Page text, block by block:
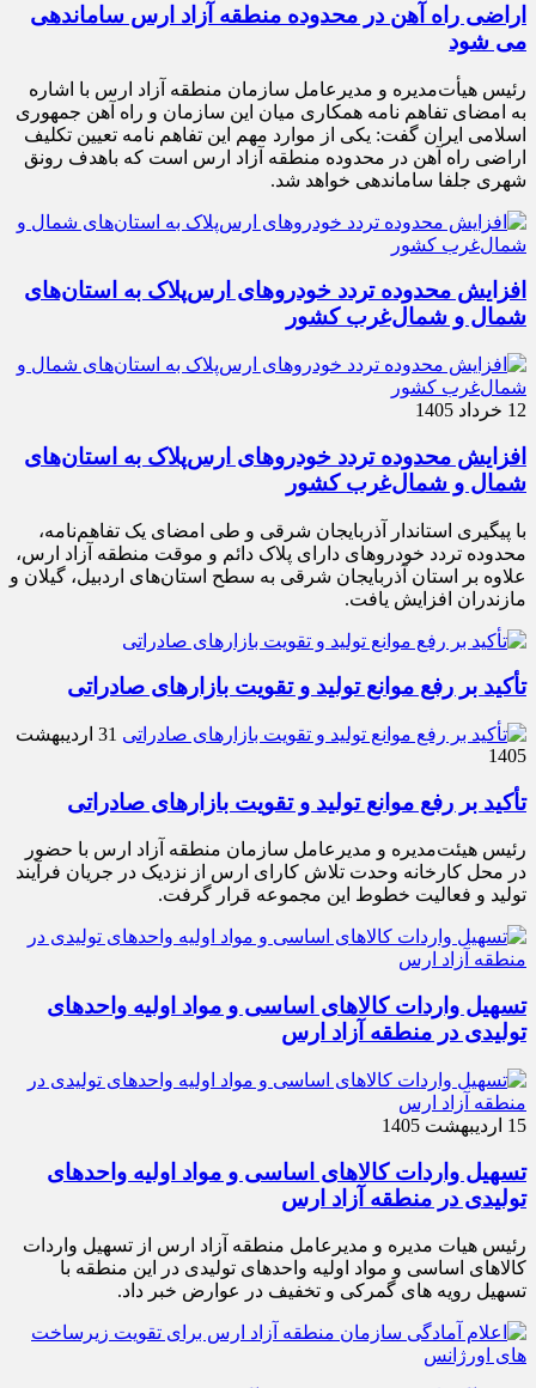
اراضی راه آهن در محدوده منطقه آزاد ارس ساماندهی
می شود
رئیس هیأت‌مدیره و مدیرعامل سازمان منطقه آزاد ارس با اشاره
به امضای تفاهم نامه همکاری میان این سازمان و راه آهن جمهوری
اسلامی ایران گفت: یکی از موارد مهم این تفاهم نامه تعیین تکلیف
اراضی راه آهن در محدوده منطقه آزاد ارس است که باهدف رونق
شهری جلفا ساماندهی خواهد شد.
افزایش محدوده تردد خودروهای ارس‌پلاک به استان‌های
شمال و شمال‌غرب کشور
12 خرداد 1405
افزایش محدوده تردد خودروهای ارس‌پلاک به استان‌های
شمال و شمال‌غرب کشور
با پیگیری استاندار آذربایجان شرقی و طی امضای یک تفاهم‌نامه،
محدوده تردد خودروهای دارای پلاک دائم و موقت منطقه آزاد ارس،
علاوه بر استان آذربایجان شرقی به سطح استان‌های اردبیل، گیلان و
مازندران افزایش یافت.
تأکید بر رفع موانع تولید و تقویت بازارهای صادراتی
31 اردیبهشت
1405
تأکید بر رفع موانع تولید و تقویت بازارهای صادراتی
رئیس هیئت‌مدیره و مدیرعامل سازمان منطقه آزاد ارس با حضور
در محل کارخانه وحدت تلاش کارای ارس از نزدیک در جریان فرآیند
تولید و فعالیت خطوط این مجموعه قرار گرفت.
تسهیل واردات کالاهای اساسی و مواد اولیه واحدهای
تولیدی در منطقه آزاد ارس
15 اردیبهشت 1405
تسهیل واردات کالاهای اساسی و مواد اولیه واحدهای
تولیدی در منطقه آزاد ارس
رئیس هیات مدیره و مدیرعامل منطقه آزاد ارس از تسهیل واردات
کالاهای اساسی و مواد اولیه واحدهای تولیدی در این منطقه با
تسهیل رویه های گمرکی و تخفیف در عوارض خبر داد.